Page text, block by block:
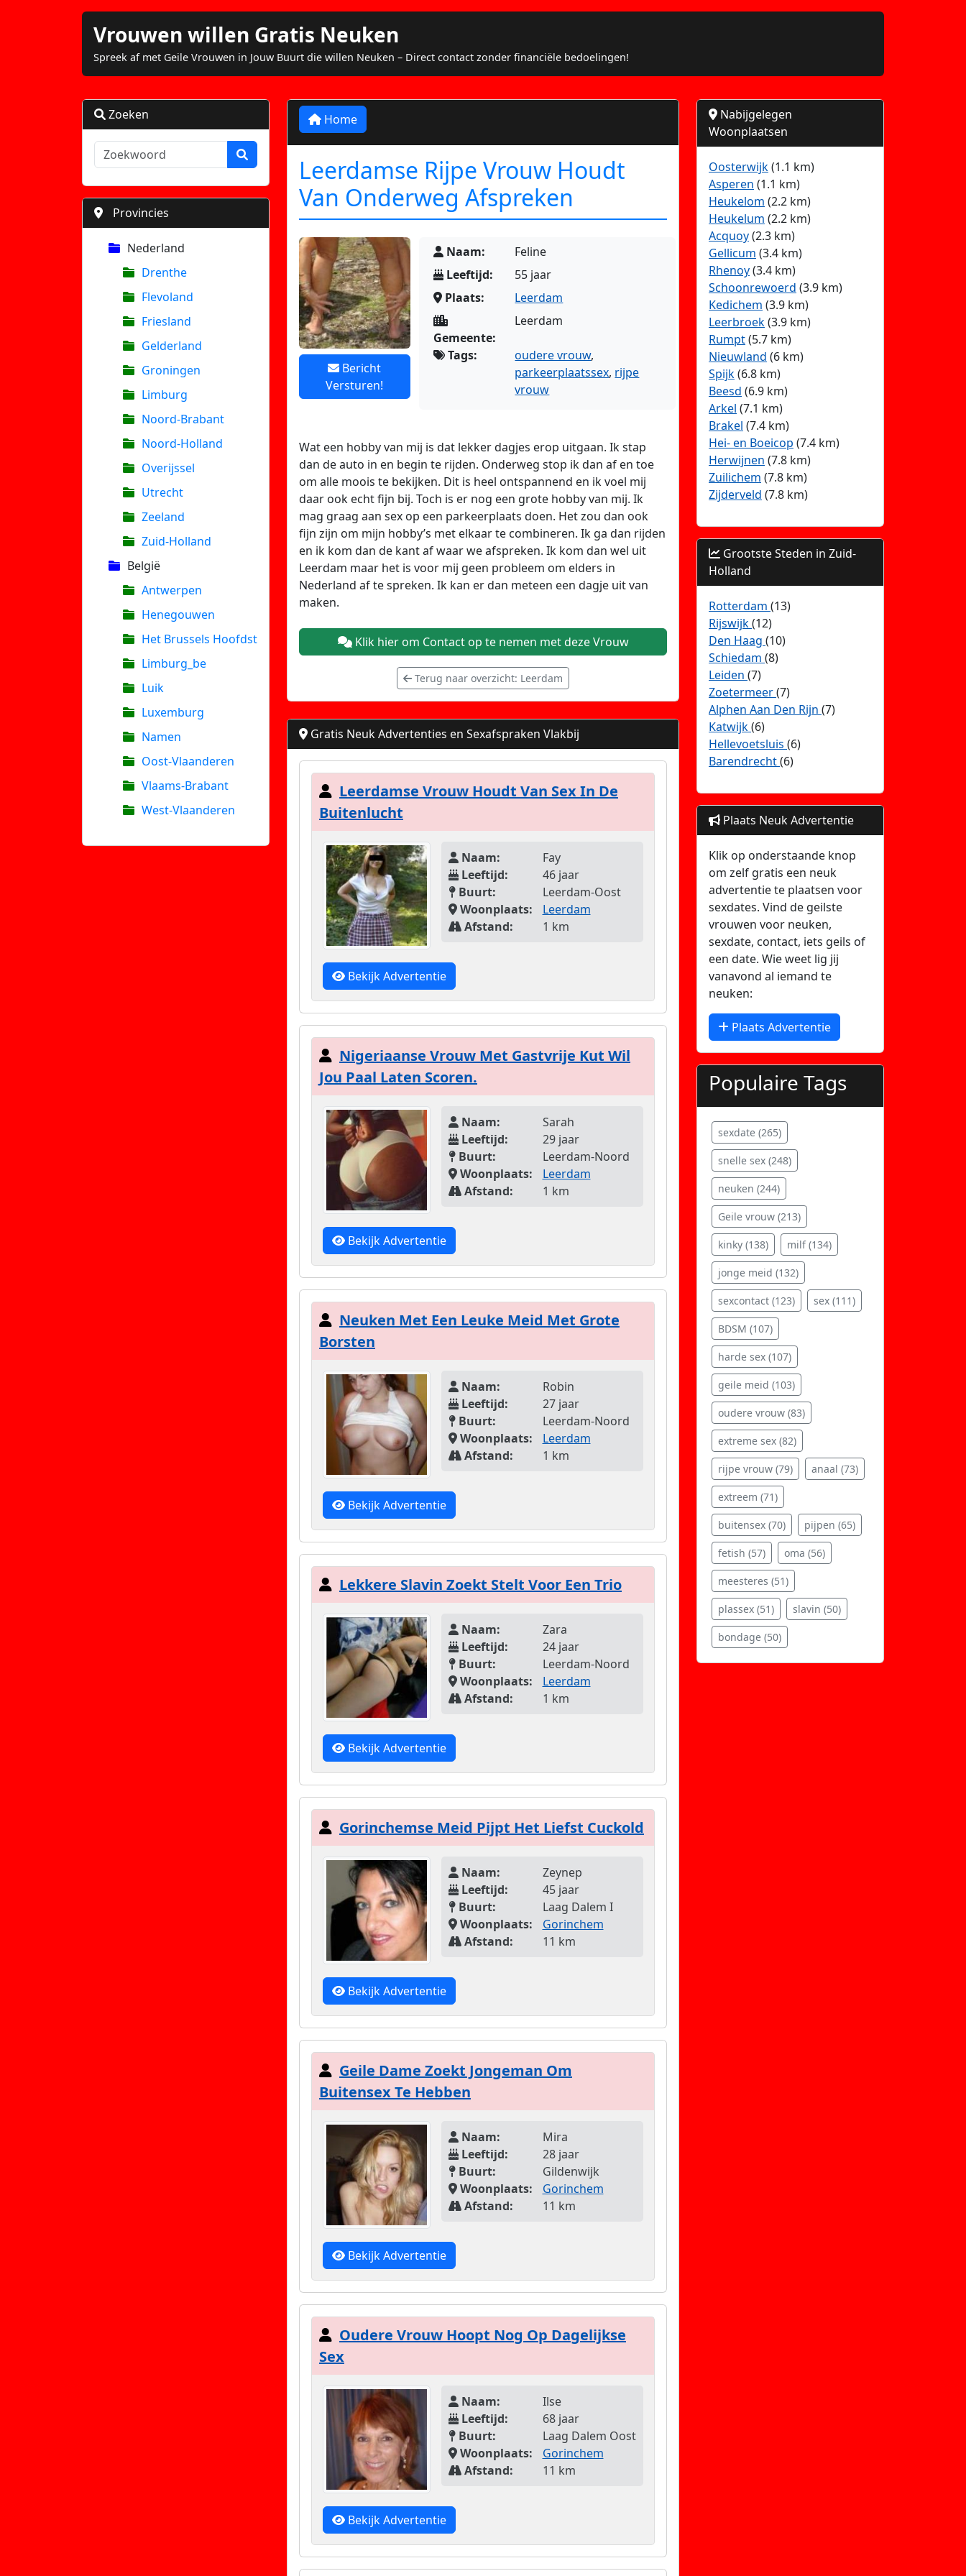
Vrouwen willen Gratis Neuken
Spreek af met Geile Vrouwen in Jouw Buurt die willen Neuken – Direct contact zonder financiële bedoelingen!
Zoeken
Provincies
Nederland
Drenthe
Flevoland
Friesland
Gelderland
Groningen
Limburg
Noord-Brabant
Noord-Holland
Overijssel
Utrecht
Zeeland
Zuid-Holland
België
Antwerpen
Henegouwen
Het Brussels Hoofdst
Limburg_be
Luik
Luxemburg
Namen
Oost-Vlaanderen
Vlaams-Brabant
West-Vlaanderen
Home
Leerdamse Rijpe Vrouw Houdt
Van Onderweg Afspreken
Bericht
Versturen!
Naam:
Feline
Leeftijd:
55 jaar
Plaats:
Leerdam
Gemeente:
Leerdam
Tags: oudere vrouw,
parkeerplaatssex, rijpe
vrouw
Wat een hobby van mij is dat lekker dagjes erop uitgaan. Ik stap
dan de auto in en begin te rijden. Onderweg stop ik dan af en toe
om alle moois te bekijken. Dit is heel ontspannend en ik voel mij
daar ook echt fijn bij. Toch is er nog een grote hobby van mij. Ik
mag graag aan sex op een parkeerplaats doen. Het zou dan ook
fijn zijn om mijn hobby’s met elkaar te combineren. Ik ga dan rijden
en ik kom dan de kant af waar we afspreken. Ik kom dan wel uit
Leerdam maar het is voor mij geen probleem om elders in
Nederland af te spreken. Ik kan er dan meteen een dagje uit van
maken.
Klik hier om Contact op te nemen met deze Vrouw
Terug naar overzicht: Leerdam
Gratis Neuk Advertenties en Sexafspraken Vlakbij
Leerdamse Vrouw Houdt Van Sex In De
Buitenlucht
Naam:
Fay
Leeftijd:
46 jaar
Buurt:
Leerdam-Oost
Woonplaats:
Leerdam
Afstand:
1 km
Bekijk Advertentie
Nigeriaanse Vrouw Met Gastvrije Kut Wil
Jou Paal Laten Scoren.
Naam:
Sarah
Leeftijd:
29 jaar
Buurt:
Leerdam-Noord
Woonplaats:
Leerdam
Afstand:
1 km
Bekijk Advertentie
Neuken Met Een Leuke Meid Met Grote
Borsten
Naam:
Robin
Leeftijd:
27 jaar
Buurt:
Leerdam-Noord
Woonplaats:
Leerdam
Afstand:
1 km
Bekijk Advertentie
Lekkere Slavin Zoekt Stelt Voor Een Trio
Naam:
Zara
Leeftijd:
24 jaar
Buurt:
Leerdam-Noord
Woonplaats:
Leerdam
Afstand:
1 km
Bekijk Advertentie
Gorinchemse Meid Pijpt Het Liefst Cuckold
Naam:
Zeynep
Leeftijd:
45 jaar
Buurt:
Laag Dalem I
Woonplaats:
Gorinchem
Afstand:
11 km
Bekijk Advertentie
Geile Dame Zoekt Jongeman Om
Buitensex Te Hebben
Naam:
Mira
Leeftijd:
28 jaar
Buurt:
Gildenwijk
Woonplaats:
Gorinchem
Afstand:
11 km
Bekijk Advertentie
Oudere Vrouw Hoopt Nog Op Dagelijkse
Sex
Naam:
Ilse
Leeftijd:
68 jaar
Buurt:
Laag Dalem Oost
Woonplaats:
Gorinchem
Afstand:
11 km
Bekijk Advertentie
Nabijgelegen
Woonplaatsen
Oosterwijk(1.1 km)
Asperen (1.1 km)
Heukelom (2.2 km)
Heukelum (2.2 km)
Acquoy(2.3 km)
Gellicum (3.4 km)
Rhenoy(3.4 km)
Schoonrewoerd (3.9 km)
Kedichem (3.9 km)
Leerbroek(3.9 km)
Rumpt(5.7 km)
Nieuwland (6 km)
Spijk(6.8 km)
Beesd (6.9 km)
Arkel (7.1 km)
Brakel (7.4 km)
Hei- en Boeicop (7.4 km)
Herwijnen (7.8 km)
Zuilichem (7.8 km)
Zijderveld (7.8 km)
Grootste Steden in Zuid-
Holland
Rotterdam (13)
Rijswijk(12)
Den Haag (10)
Schiedam (8)
Leiden (7)
Zoetermeer(7)
Alphen Aan Den Rijn (7)
Katwijk(6)
Hellevoetsluis (6)
Barendrecht(6)
Plaats Neuk Advertentie
Klik op onderstaande knop
om zelf gratis een neuk
advertentie te plaatsen voor
sexdates. Vind de geilste
vrouwen voor neuken,
sexdate, contact, iets geils of
een date. Wie weet lig jij
vanavond al iemand te
neuken:
Plaats Advertentie
Populaire Tags
sexdate (265)
snelle sex (248)
neuken (244)
Geile vrouw (213)
kinky (138) milf (134)
jonge meid (132)
sexcontact (123) sex (111)
BDSM (107)
harde sex (107)
geile meid (103)
oudere vrouw (83)
extreme sex (82)
rijpe vrouw (79) anaal (73)
extreem (71)
buitensex (70) pijpen (65)
fetish (57) oma (56)
meesteres (51)
plassex (51) slavin (50)
bondage (50)